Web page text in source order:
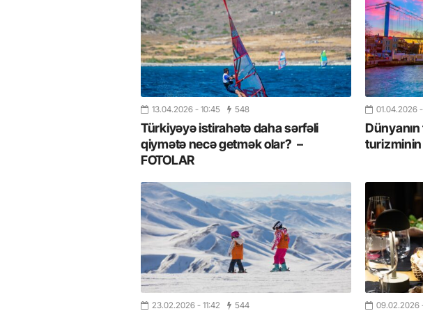
13.04.2026 - 10:45 548
Türkiyəyə istirahətə daha sərfəli
qiymətə necə getmək olar? –
FOTOLAR
01.04.2026
turizminin
23.02.2026 - 11:42 544 09.02.2026